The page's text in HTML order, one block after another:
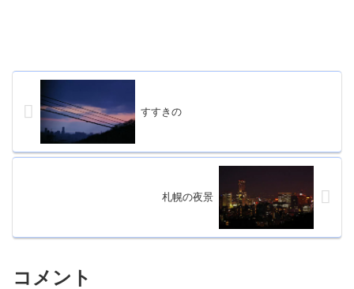
すすきの
札幌の夜景
コメント